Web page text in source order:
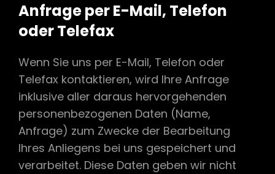
Anfrage per E-Mail, Telefon
oder Telefax
Wenn Sie uns per E-Mail, Telefon oder
Telefax kontaktieren, wird Ihre Anfrage
inklusive aller daraus hervorgehenden
personenbezogenen Daten (Name,
Anfrage) zum Zwecke der Bearbeitung
Ihres Anliegens bei uns gespeichert und
verarbeitet. Diese Daten geben wir nicht